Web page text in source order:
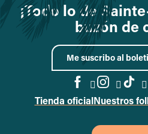
¡Todo lo de
buzón de
Me suscribo al
Acceder a
Tienda oficialNuestros